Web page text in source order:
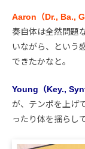
Aaron（Dr., Ba.,
奏自体は全然問題
いながら、という
できたかなと。
Young（Key.,
が、テンポを上げ
ったり体を揺らし